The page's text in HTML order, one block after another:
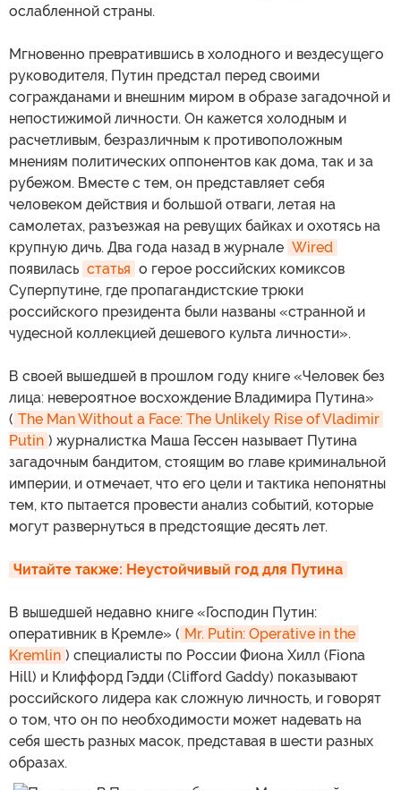
ослабленной страны.
Мгновенно превратившись в холодного и вездесущего
руководителя, Путин предстал перед своими
согражданами и внешним миром в образе загадочной и
непостижимой личности. Он кажется холодным и
расчетливым, безразличным к противоположным
мнениям политических оппонентов как дома, так и за
рубежом. Вместе с тем, он представляет себя
человеком действия и большой отваги, летая на
самолетах, разъезжая на ревущих байках и охотясь на
крупную дичь. Два года назад в журнале Wired
появилась статья о герое российских комиксов
Суперпутине, где пропагандистские трюки
российского президента были названы «странной и
чудесной коллекцией дешевого культа личности».
В своей вышедшей в прошлом году книге «Человек без
лица: невероятное восхождение Владимира Путина»
( The Man Without a Face: The Unlikely Rise of Vladimir
Putin ) журналистка Маша Гессен называет Путина
загадочным бандитом, стоящим во главе криминальной
империи, и отмечает, что его цели и тактика непонятны
тем, кто пытается провести анализ событий, которые
могут развернуться в предстоящие десять лет.
Читайте также: Неустойчивый год для Путина
В вышедшей недавно книге «Господин Путин:
оперативник в Кремле» ( Mr. Putin: Operative in the
Kremlin ) специалисты по России Фиона Хилл (Fiona
Hill) и Клиффорд Гэдди (Clifford Gaddy) показывают
российского лидера как сложную личность, и говорят
о том, что он по необходимости может надевать на
себя шесть разных масок, представая в шести разных
образах.